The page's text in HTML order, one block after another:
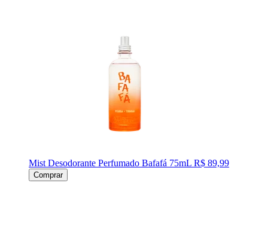
Mist Desodorante Perfumado Bafafá 75mL R$ 89,99
Comprar